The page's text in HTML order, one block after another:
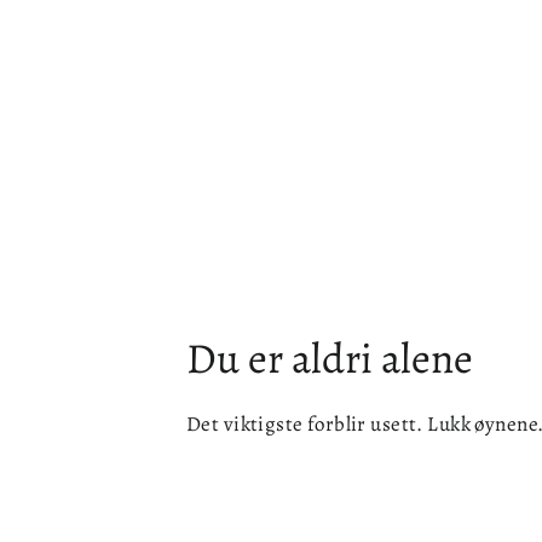
Du er aldri alene
Det viktigste forblir usett. Lukk